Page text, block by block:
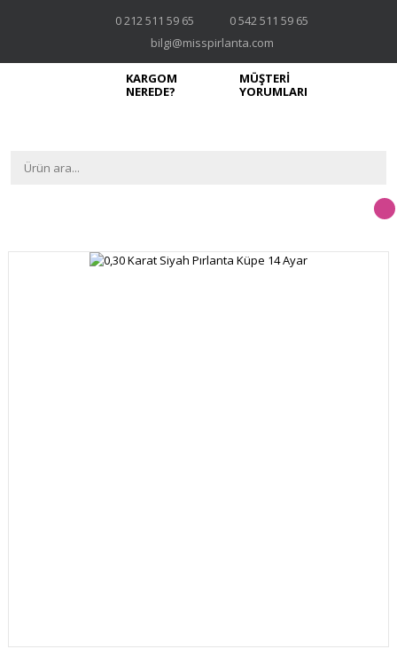
0 212 511 59 65
0 542 511 59 65
bilgi@misspirlanta.com
KARGOM
NEREDE?
MÜŞTERİ
YORUMLARI